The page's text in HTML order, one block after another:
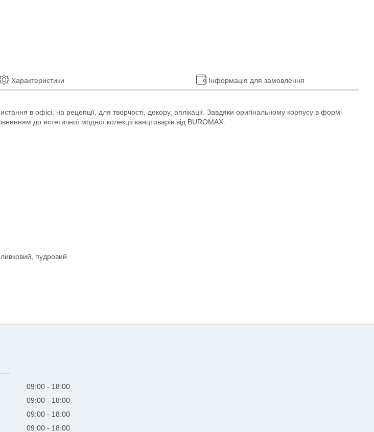
Характеристики Інформація для замовлення
в офісі, на рецепції, для творчості, декору, аплікації. Завдяки оригінальному корпусу в формі
до естетичної модної колекції канцтоварів від BUROMAX.
пудровий
09:00
18:00
09:00
18:00
09:00
18:00
09:00 18:00